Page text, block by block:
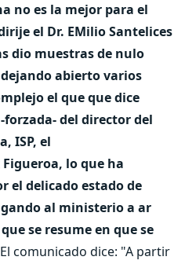
no es la mejor para el
el Dr. EMilio Santelices
dio muestras de nulo
abierto varios
el que que dice
del director del
ISP, el
lo que ha
el delicado estado de
al ministerio a ar
se resume en que se
El comunicado dice: "A partir